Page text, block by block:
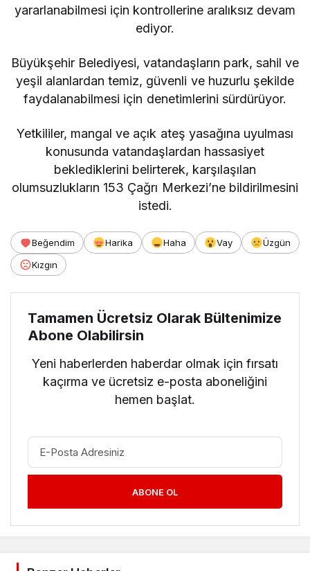
yararlanabilmesi için kontrollerine aralıksız devam
ediyor.
Büyükşehir Belediyesi, vatandaşların park, sahil ve
yeşil alanlardan temiz, güvenli ve huzurlu şekilde
faydalanabilmesi için denetimlerini sürdürüyor.
Yetkililer, mangal ve açık ateş yasağına uyulması
konusunda vatandaşlardan hassasiyet
beklediklerini belirterek, karşılaşılan
olumsuzlukların 153 Çağrı Merkezi’ne bildirilmesini
istedi.
Beğendim Harika Haha Vay
Üzgün
Kızgın
Tamamen Ücretsiz Olarak Bültenimize
Abone Olabilirsin
Yeni haberlerden haberdar olmak için fırsatı
kaçırma ve ücretsiz e-posta aboneliğini
hemen başlat.
ABONE OL